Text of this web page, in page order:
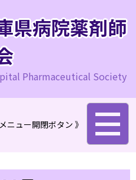
県病院薬剤師
Pharmaceutical Society
メニュー開閉ボタン 》